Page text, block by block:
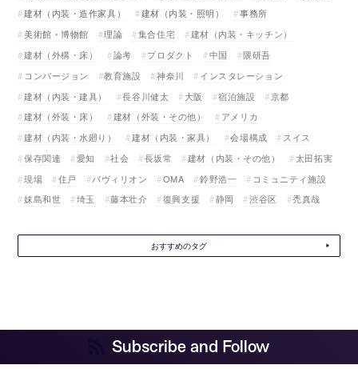
建材（内装・造作家具）
建材（内装・照明）
事務所
美術館・博物館
理論 集合住宅
建材（内装・キッチン）
建材（外構・床）
論考 プロダクト 中国
隈研吾
コンバージョン
教育施設 神奈川
インスタレーション
建材（内装・建具）
長谷川健太 大阪 宿泊施設
京都
建材（外装・床）
建材（外装・その他）
アメリカ
建材（内装・水廻り）
建材（内装・家具） 会場構成
スイス
保存関連
愛知 社会 長坂常 建材（内装・その他）
太田拓実
現場
住戸 パヴィリオン OMA 鈴野浩一
コミュニティ施設
妹島和世
埼玉 藤本壮介 復興支援 静岡 渋谷区 禿真哉
おすすめのタグ
Subscribe and Follow